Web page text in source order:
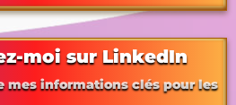
moi sur LinkedIn
mes informations clés pour les